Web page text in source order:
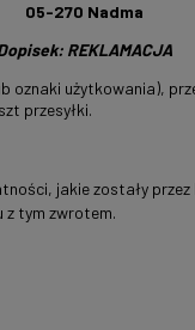
05-270 Nadma
REKLAMACJA
użytkowania),
przesyłki.
jakie zostały
z tym zwrotem.